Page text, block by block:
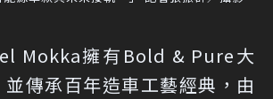
Mokka擁有Bold & Pure大
傳承百年造車工藝經典，由